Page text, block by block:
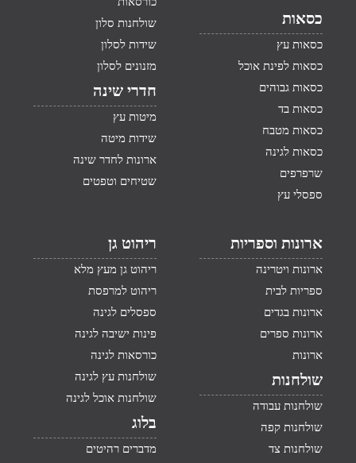
כסאות
כסאות עץ
כסאות לפינת אוכל
כסאות גבוהים
כסאות בד
כסאות מטבח
כסאות לגינה
שרפרפים
ספסלי עץ
שולחנות סלון
שידות לסלון
מזנונים לסלון
חדרי שינה
מיטות עץ
שידות מיטה
ארונות לחדר שינה
שטיחים וטפטים
ארונות וספריות
ארונות ויטרינה
ספריות לבית
ארונות בגדים
ארונות ספרים
ארונות
שולחנות
שולחנות עבודה
שולחנות קפה
שולחנות צד
ריהוט גן
ריהוט גן מעץ מלא
ריהוט למרפסת
ספסלים לגינה
פינות ישיבה לגינה
כורסאות לגינה
שולחנות עץ לגינה
שולחנות אוכל לגינה
בלוג
מדברים רהיטים